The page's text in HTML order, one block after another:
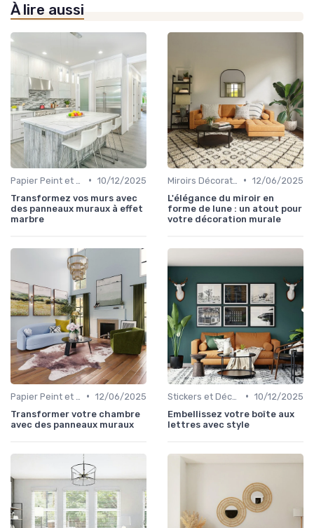
À lire aussi
• 10/12/2025
Transformez vos murs avec
des panneaux muraux à effet
marbre
• 12/06/2025
L'élégance du miroir en
forme de lune : un atout pour
votre décoration murale
• 12/06/2025
Transformer votre chambre
avec des panneaux muraux
• 10/12/2025
Embellissez votre boîte aux
lettres avec style